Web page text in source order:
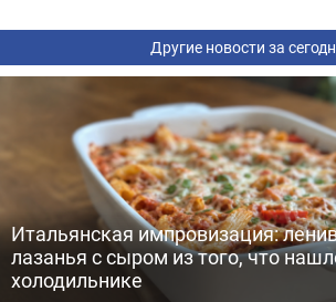
Другие новости за
Итальянская импровизация:
лазанья с сыром из того, что
холодильнике